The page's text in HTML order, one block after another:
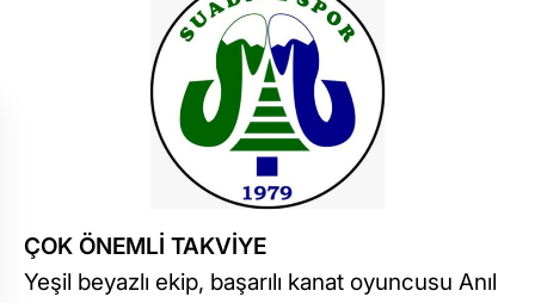
ÇOK ÖNEMLİ TAKVİYE
Yeşil beyazlı ekip, başarılı kanat oyuncusu Anıl